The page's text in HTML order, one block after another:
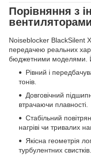
Порівняння з
Noiseblocker BlackSilent
передачею реальних
бюджетними моделями.
Рівний і
тонів.
Довговічний
втрачаючи плавності.
Стабільний
нагріві чи тривалих
Якісна геометрія
турбулентних свистків.